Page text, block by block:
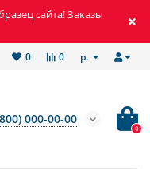
сайта! Заказы
р.
0
0
000-00-00
0